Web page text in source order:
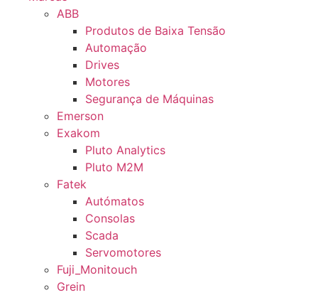
ABB
Produtos de Baixa Tensão
Automação
Drives
Motores
Segurança de Máquinas
Emerson
Exakom
Pluto Analytics
Pluto M2M
Fatek
Autómatos
Consolas
Scada
Servomotores
Fuji_Monitouch
Grein